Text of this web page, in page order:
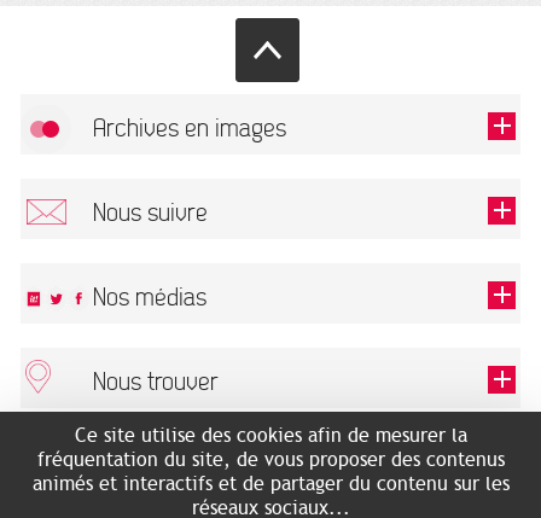
Archives en images
Nous suivre
Ce champ est exigé.
Nos médias
Nous trouver
ARCHIVES MUNICIPALES
2 rue des Archives
RECHERCHES GÉNÉALOGIQUES
NOUS CONNAÎTRE
SERVICE ÉDUCATIF
Ce site utilise des cookies afin de mesurer la
fréquentation du site, de vous proposer des contenus
animés et interactifs et de partager du contenu sur les
réseaux sociaux...